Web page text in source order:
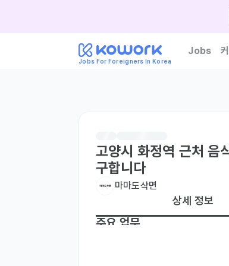
Jobs For Foreigners In Korea
Jobs
고양시 화정역 근처 음
구합니다
마마도삭면
상세 정보
주요 업무